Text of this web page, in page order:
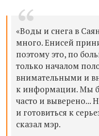
«Воды и снега в
много. Енисей
поэтому это, по
только началом
внимательными и
к информации. Мы
часто и выверено...
и готовиться к
сказал мэр.